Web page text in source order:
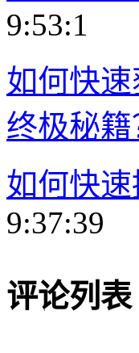
9:53:1
如何快
终极秘籍
如何快
9:37:39
评论列表